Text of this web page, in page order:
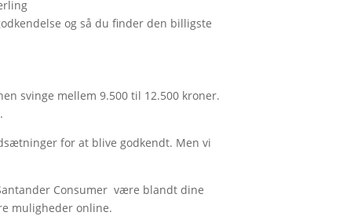
og så du finder den billigste
svinge mellem 9.500 til 12.500 kroner.
for at blive godkendt. Men vi
Consumer være blandt dine
muligheder online.